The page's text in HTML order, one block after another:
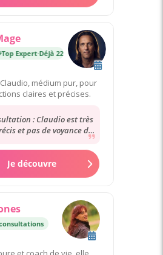
Expert·Déjà 22 000 consultations
médium pur, pour
claires et précises.
: Claudio est très
et pas de voyance de
Mille mercis 🙏💖🙏 Je
recommande...
Je découvre